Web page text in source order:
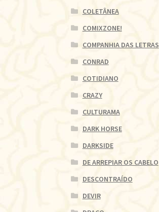
COLETÂNEA
COMIXZONE!
COMPANHIA DAS LETRAS
CONRAD
COTIDIANO
CRAZY
CULTURAMA
DARK HORSE
DARKSIDE
DE ARREPIAR OS CABELO
DESCONTRAÍDO
DEVIR